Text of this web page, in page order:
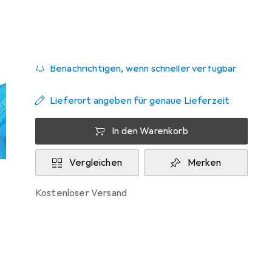
Benachrichtigen, wenn schneller verfügbar
Lieferort angeben für genaue Lieferzeit
In den Warenkorb
Vergleichen Merken
kostenloser Versand